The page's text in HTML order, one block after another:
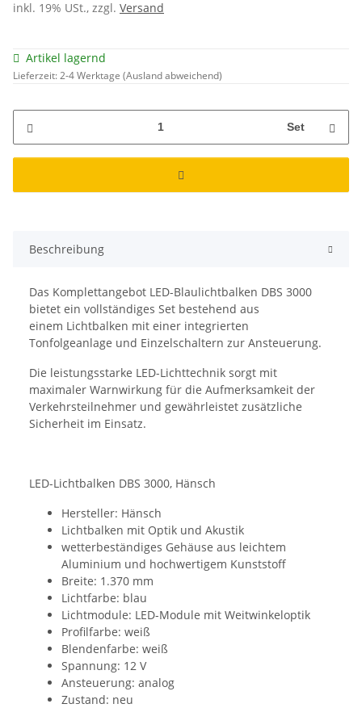
inkl. 19% USt., zzgl. Versand
Artikel lagernd
Lieferzeit:2-4 Werktage (Ausland abweichend)
Set
Beschreibung
Das Komplettangebot LED-Blaulichtbalken DBS 3000
bietet ein vollständiges Set bestehend aus
einem Lichtbalken mit einer integrierten
Tonfolgeanlage und Einzelschaltern zur Ansteuerung.
Die leistungsstarke LED-Lichttechnik sorgt mit
maximaler Warnwirkung für die Aufmerksamkeit der
Verkehrsteilnehmer und gewährleistet zusätzliche
Sicherheit im Einsatz.
LED-Lichtbalken DBS 3000, Hänsch
Hersteller: Hänsch
Lichtbalken mit Optik und Akustik
wetterbeständiges Gehäuse aus leichtem
Aluminium und hochwertigem Kunststoff
Breite: 1.370 mm
Lichtfarbe: blau
Lichtmodule: LED-Module mit Weitwinkeloptik
Profilfarbe: weiß
Blendenfarbe: weiß
Spannung: 12 V
Ansteuerung: analog
Zustand: neu